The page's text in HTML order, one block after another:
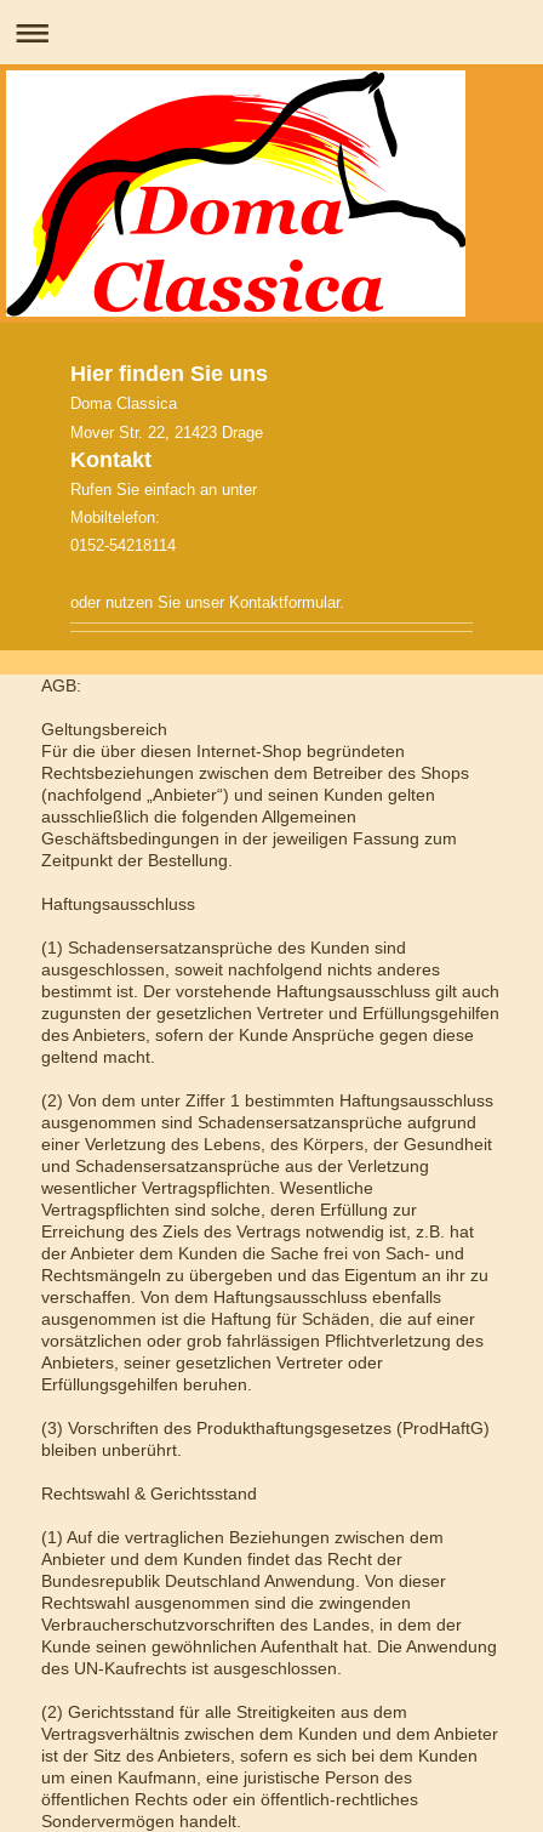
Hier finden Sie uns
Doma Classica
Mover Str. 22, 21423 Drage
Kontakt
Rufen Sie einfach an unter
Mobiltelefon:
0152-54218114
oder nutzen Sie unser Kontaktformular.
AGB:
Geltungsbereich
Für die über diesen Internet-Shop begründeten
Rechtsbeziehungen zwischen dem Betreiber des Shops
(nachfolgend „Anbieter“) und seinen Kunden gelten
ausschließlich die folgenden Allgemeinen
Geschäftsbedingungen in der jeweiligen Fassung zum
Zeitpunkt der Bestellung.
Haftungsausschluss
(1) Schadensersatzansprüche des Kunden sind
ausgeschlossen, soweit nachfolgend nichts anderes
bestimmt ist. Der vorstehende Haftungsausschluss gilt auch
zugunsten der gesetzlichen Vertreter und Erfüllungsgehilfen
des Anbieters, sofern der Kunde Ansprüche gegen diese
geltend macht.
(2) Von dem unter Ziffer 1 bestimmten Haftungsausschluss
ausgenommen sind Schadensersatzansprüche aufgrund
einer Verletzung des Lebens, des Körpers, der Gesundheit
und Schadensersatzansprüche aus der Verletzung
wesentlicher Vertragspflichten. Wesentliche
Vertragspflichten sind solche, deren Erfüllung zur
Erreichung des Ziels des Vertrags notwendig ist, z.B. hat
der Anbieter dem Kunden die Sache frei von Sach- und
Rechtsmängeln zu übergeben und das Eigentum an ihr zu
verschaffen. Von dem Haftungsausschluss ebenfalls
ausgenommen ist die Haftung für Schäden, die auf einer
vorsätzlichen oder grob fahrlässigen Pflichtverletzung des
Anbieters, seiner gesetzlichen Vertreter oder
Erfüllungsgehilfen beruhen.
(3) Vorschriften des Produkthaftungsgesetzes (ProdHaftG)
bleiben unberührt.
Rechtswahl & Gerichtsstand
(1) Auf die vertraglichen Beziehungen zwischen dem
Anbieter und dem Kunden findet das Recht der
Bundesrepublik Deutschland Anwendung. Von dieser
Rechtswahl ausgenommen sind die zwingenden
Verbraucherschutzvorschriften des Landes, in dem der
Kunde seinen gewöhnlichen Aufenthalt hat. Die Anwendung
des UN-Kaufrechts ist ausgeschlossen.
(2) Gerichtsstand für alle Streitigkeiten aus dem
Vertragsverhältnis zwischen dem Kunden und dem Anbieter
ist der Sitz des Anbieters, sofern es sich bei dem Kunden
um einen Kaufmann, eine juristische Person des
öffentlichen Rechts oder ein öffentlich-rechtliches
Sondervermögen handelt.